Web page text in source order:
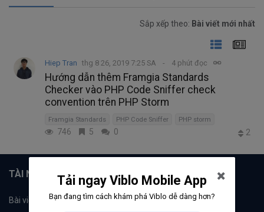
Sắp xếp theo: Bài viết mới nhất
Hiep Tran thg 8 26, 2019 7:25 SA 4 phút đọc
Hướng dẫn thêm Framgia Standards
Checker vào PHP Code Sniffer check
convention trên PHP Storm
Framgia Standards PHP Code Sniffer PHP storm
746 5 0 2
TÀI NGUYÊN
Bài viết Tổ chức
Tải ngay Viblo Mobile App
Bạn đang tìm cách khám phá Viblo dễ dàng hơn?